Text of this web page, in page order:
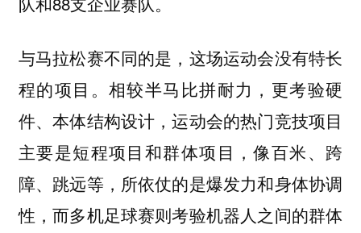
与马拉松赛不同的是，这场运动会没有特长
程的项目。相较半马比拼耐力，更考验硬
件、本体结构设计，运动会的热门竞技项目
主要是短程项目和群体项目，像百米、跨
障、跳远等，所依仗的是爆发力和身体协调
性，而多机足球赛则考验机器人之间的群体